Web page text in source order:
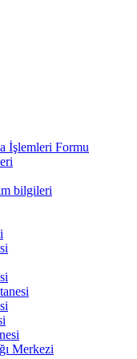
İşlemleri Formu
bilgileri
Merkezi